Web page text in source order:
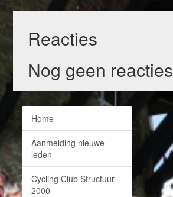
Reacties
Nog geen reacties
Home
Aanmelding nieuwe
leden
Cycling Club Structuur
2000